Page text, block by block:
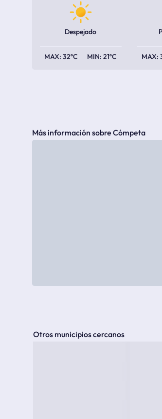
Despejado
32ºC 21ºC
Más información sobre Cómpeta
Otros municipios cercanos